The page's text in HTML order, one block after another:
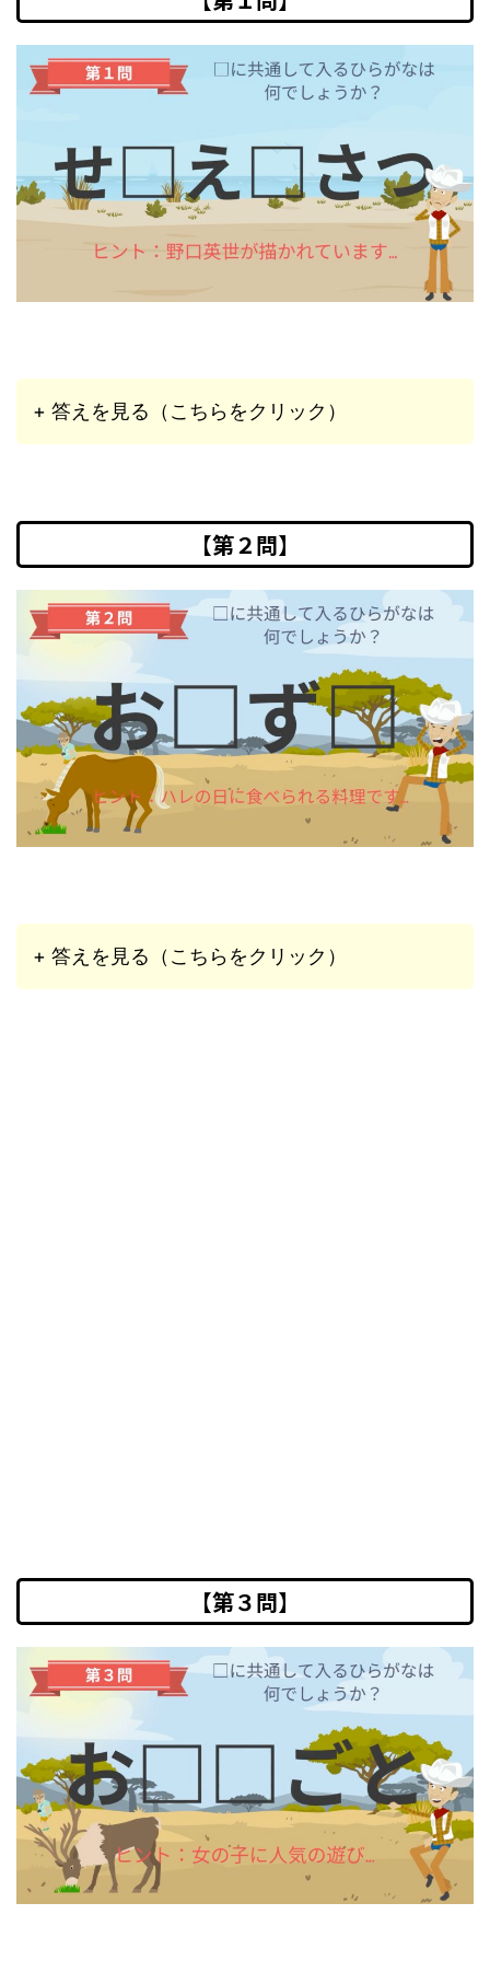
+ 答えを見る（こちらをクリック）
【第２問】
+ 答えを見る（こちらをクリック）
【第３問】